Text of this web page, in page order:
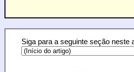
Siga para a seguinte seção neste